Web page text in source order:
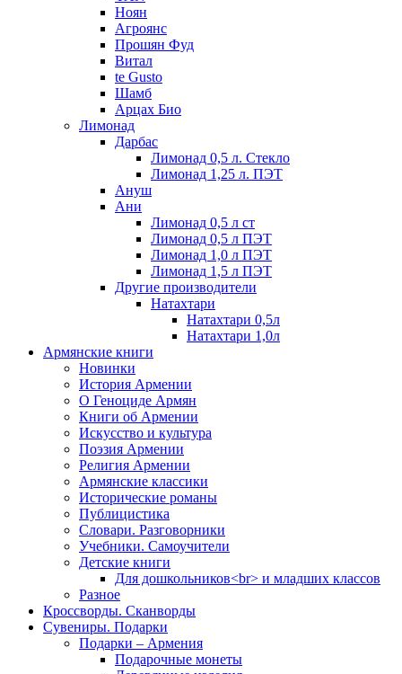
Ноян
Агроянс
Прошян Фуд
Витал
te Gusto
Шамб
Арцах Био
Лимонад
Дарбас
Лимонад 0,5 л. Стекло
Лимонад 1,25 л. ПЭТ
Ануш
Ани
Лимонад 0,5 л ст
Лимонад 0,5 л ПЭТ
Лимонад 1,0 л ПЭТ
Лимонад 1,5 л ПЭТ
Другие производители
Натахтари
Натахтари 0,5л
Натахтари 1,0л
Армянские книги
Новинки
История Армении
О Геноциде Армян
Книги об Армении
Иcкусство и культура
Поэзия Армении
Религия Армении
Армянские классики
Исторические романы
Публицистика
Словари. Разговорники
Учебники. Самоучители
Детские книги
Для дошкольников<br> и младших классов
Разное
Кроссворды. Сканворды
Сувениры. Подарки
Подарки – Армения
Подарочные монеты